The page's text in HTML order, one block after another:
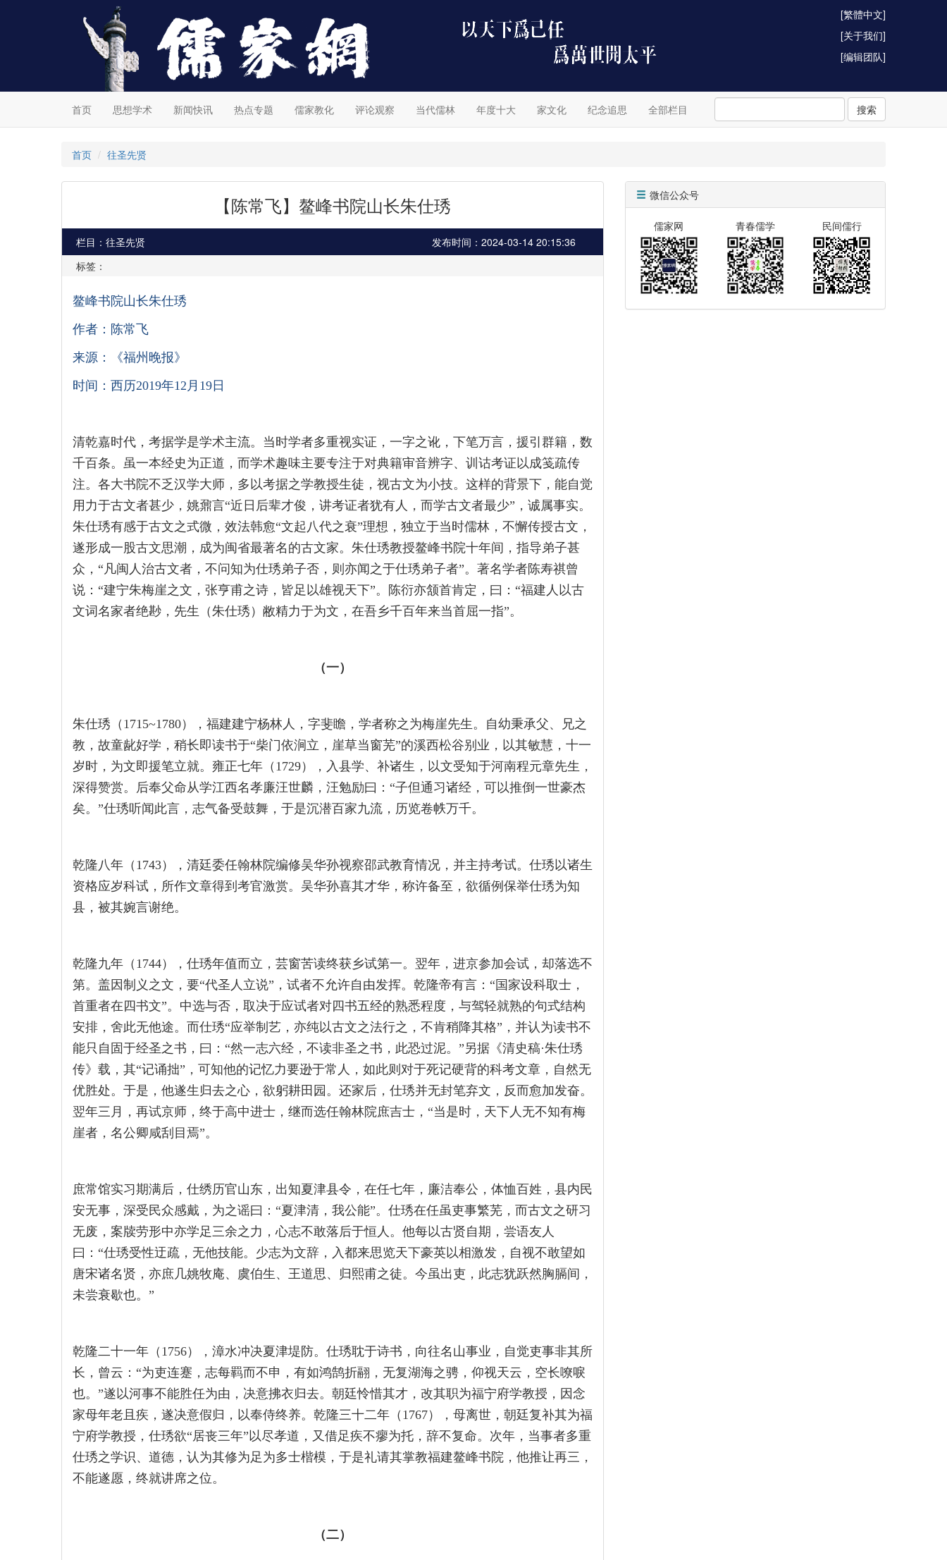
[繁體中文]
[关于我们]
[编辑团队]
首页 思想学术 新闻快讯 热点专题 儒家教化 评论观察 当代儒林 年度十大 家文化 纪念追思 全部栏目 搜索
首页 往圣先贤
【陈常飞】鳌峰书院山长朱仕琇
栏目：往圣先贤
发布时间：2024-03-14 20:15:36
标签：
鳌峰书院山长朱仕琇
作者：陈常飞
来源：《福州晚报》
时间：西历2019年12月19日
清乾嘉时代，考据学是学术主流。当时学者多重视实证，一字之讹，下笔万言，援引群籍，数
千百条。虽一本经史为正道，而学术趣味主要专注于对典籍审音辨字、训诂考证以成笺疏传
注。各大书院不乏汉学大师，多以考据之学教授生徒，视古文为小技。这样的背景下，能自觉
用力于古文者甚少，姚鼐言“近日后辈才俊，讲考证者犹有人，而学古文者最少”，诚属事实。
朱仕琇有感于古文之式微，效法韩愈“文起八代之衰”理想，独立于当时儒林，不懈传授古文，
遂形成一股古文思潮，成为闽省最著名的古文家。朱仕琇教授鳌峰书院十年间，指导弟子甚
众，“凡闽人治古文者，不问知为仕琇弟子否，则亦闻之于仕琇弟子者”。著名学者陈寿祺曾
说：“建宁朱梅崖之文，张亨甫之诗，皆足以雄视天下”。陈衍亦颔首肯定，曰：“福建人以古
文词名家者绝尠，先生（朱仕琇）敝精力于为文，在吾乡千百年来当首屈一指”。
（一）
朱仕琇（1715~1780），福建建宁杨林人，字斐瞻，学者称之为梅崖先生。自幼秉承父、兄之
教，故童龀好学，稍长即读书于“柴门依涧立，崖草当窗芜”的溪西松谷别业，以其敏慧，十一
岁时，为文即援笔立就。雍正七年（1729），入县学、补诸生，以文受知于河南程元章先生，
深得赞赏。后奉父命从学江西名孝廉汪世麟，汪勉励曰：“子但通习诸经，可以推倒一世豪杰
矣。”仕琇听闻此言，志气备受鼓舞，于是沉潜百家九流，历览卷帙万千。
乾隆八年（1743），清廷委任翰林院编修吴华孙视察邵武教育情况，并主持考试。仕琇以诸生
资格应岁科试，所作文章得到考官激赏。吴华孙喜其才华，称许备至，欲循例保举仕琇为知
县，被其婉言谢绝。
乾隆九年（1744），仕琇年值而立，芸窗苦读终获乡试第一。翌年，进京参加会试，却落选不
第。盖因制义之文，要“代圣人立说”，试者不允许自由发挥。乾隆帝有言：“国家设科取士，
首重者在四书文”。中选与否，取决于应试者对四书五经的熟悉程度，与驾轻就熟的句式结构
安排，舍此无他途。而仕琇“应举制艺，亦纯以古文之法行之，不肯稍降其格”，并认为读书不
能只自固于经圣之书，曰：“然一志六经，不读非圣之书，此恐过泥。”另据《清史稿·朱仕琇
传》载，其“记诵拙”，可知他的记忆力要逊于常人，如此则对于死记硬背的科考文章，自然无
优胜处。于是，他遂生归去之心，欲躬耕田园。还家后，仕琇并无封笔弃文，反而愈加发奋。
翌年三月，再试京师，终于高中进士，继而选任翰林院庶吉士，“当是时，天下人无不知有梅
崖者，名公卿咸刮目焉”。
庶常馆实习期满后，仕绣历官山东，出知夏津县令，在任七年，廉洁奉公，体恤百姓，县内民
安无事，深受民众感戴，为之谣曰：“夏津清，我公能”。仕琇在任虽吏事繁芜，而古文之研习
无废，案牍劳形中亦学足三余之力，心志不敢落后于恒人。他每以古贤自期，尝语友人
曰：“仕琇受性迂疏，无他技能。少志为文辞，入都来思览天下豪英以相激发，自视不敢望如
唐宋诸名贤，亦庶几姚牧庵、虞伯生、王道思、归熙甫之徒。今虽出吏，此志犹跃然胸膈间，
未尝衰歇也。”
乾隆二十一年（1756），漳水冲决夏津堤防。仕琇耽于诗书，向往名山事业，自觉吏事非其所
长，曾云：“为吏连蹇，志每羁而不申，有如鸿鹄折翮，无复湖海之骋，仰视天云，空长嘹唳
也。”遂以河事不能胜任为由，决意拂衣归去。朝廷怜惜其才，改其职为福宁府学教授，因念
家母年老且疾，遂决意假归，以奉侍终养。乾隆三十二年（1767），母离世，朝廷复补其为福
宁府学教授，仕琇欲“居丧三年”以尽孝道，又借足疾不瘳为托，辞不复命。次年，当事者多重
仕琇之学识、道德，认为其修为足为多士楷模，于是礼请其掌教福建鳌峰书院，他推让再三，
不能遂愿，终就讲席之位。
（二）
微信公众号
儒家网 青春儒学 民间儒行